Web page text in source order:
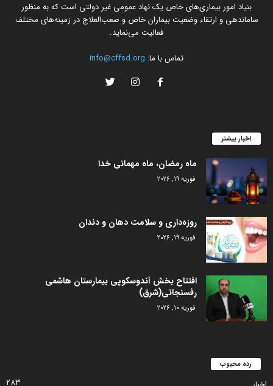
بنیاد امور بیماری‌های خاص یک نهاد عمومی غیر دولتی است که به منظور
ساماندهی و ارتقاء وضعیت بیماران خاص و صعب‌العلاج در زمینه‌های مختلف
فعالیت می‌نماید.
تماس با ما: info@cffsd.org
اخبار بیشتر
ماه رمضان، ماه مهمانی خدا
فوریه 19, 2026
روزه‌داری و سلامت دهان و دندان
فوریه 19, 2026
افتتاح بخش آندوسکوپی بیمارستان هاشمی
رفسنجانی(شرق)
فوریه 10, 2026
رده محبوب
283